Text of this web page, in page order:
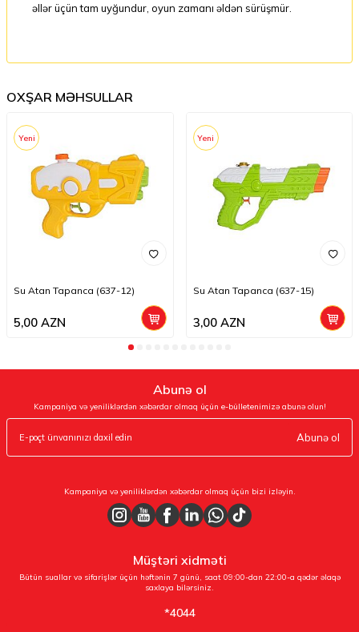
əllər üçün tam uyğundur, oyun zamanı əldən sürüşmür.
OXŞAR MƏHSULLAR
Yeni
Su Atan Tapanca (637-12)
5,00 AZN
Yeni
Su Atan Tapanca (637-15)
3,00AZN
Abunə ol
Kampaniya və yeniliklərdən xəbərdar olmaq üçün e-bülletenimizə abunə olun!
Abunə ol
Kampaniya və yeniliklərdən xəbərdar olmaq üçün bizi izləyin.
Müştəri xidməti
Bütün suallar və sifarişlər üçün həftənin 7 günü, saat 09:00-dan 22:00-a qədər əlaqə
saxlaya bilərsiniz.
*4044